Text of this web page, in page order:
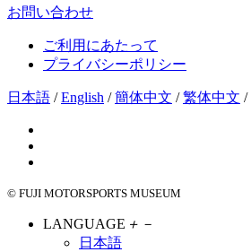
お問い合わせ
ご利用にあたって
プライバシーポリシー
日本語 /English /簡体中文 /繁体中文 /
© FUJI MOTORSPORTS MUSEUM
LANGUAGE ＋ －
日本語